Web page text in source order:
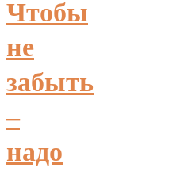
Чтобы
не
забыть
–
надо